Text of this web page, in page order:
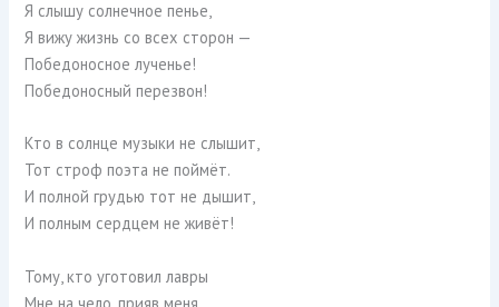
Я слышу солнечное пенье,
Я вижу жизнь со всех сторон —
Победоносное лученье!
Победоносный перезвон!
Кто в солнце музыки не слышит,
Тот строф поэта не поймёт.
И полной грудью тот не дышит,
И полным сердцем не живёт!
Тому, кто уготовил лавры